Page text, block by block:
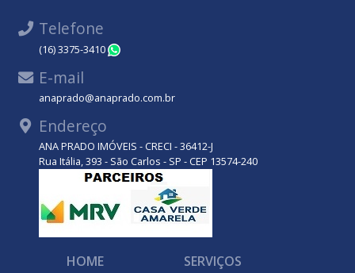
Telefone
(16) 3375-3410
E-mail
anaprado@anaprado.com.br
Endereço
ANA PRADO IMÓVEIS - CRECI - 36412-J
Rua Itália, 393 - São Carlos - SP - CEP 13574-240
HOME SERVIÇOS